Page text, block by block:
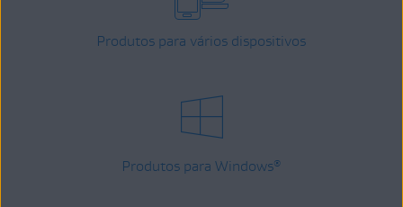
Produtos para vários dispositivos
Produtos para Windows®